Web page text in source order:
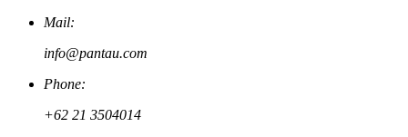
Mail:
info@pantau.com
Phone:
+62 21 3504014